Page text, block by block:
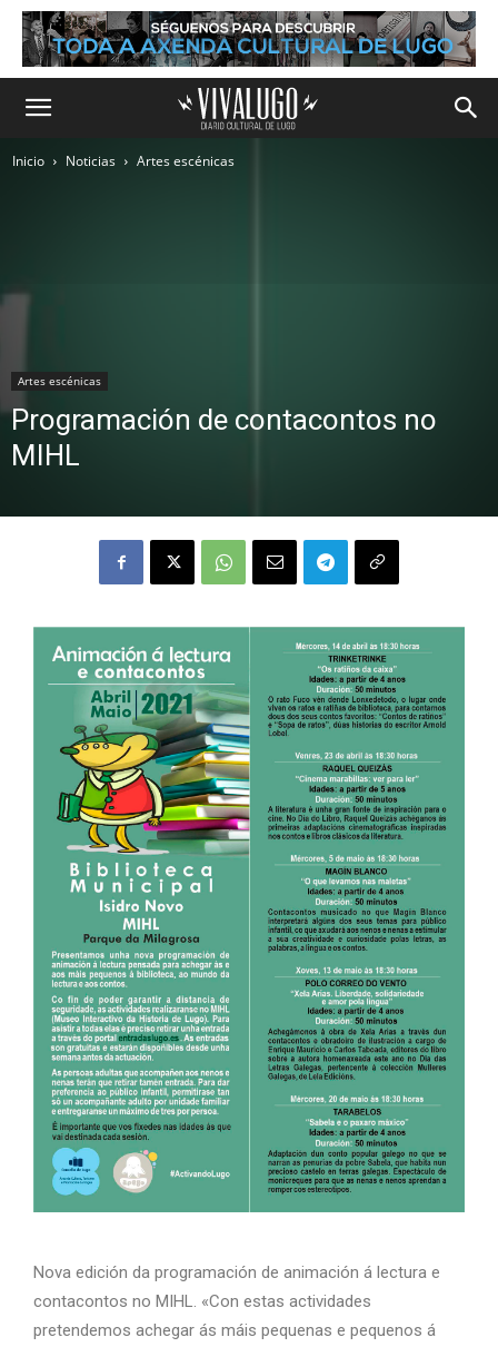
Inicio Noticias Artes escénicas
Artes escénicas
Programación de contacontos no
MIHL
Nova edición da programación de animación á lectura e
contacontos no MIHL. «Con estas actividades
pretendemos achegar ás máis pequenas e pequenos á